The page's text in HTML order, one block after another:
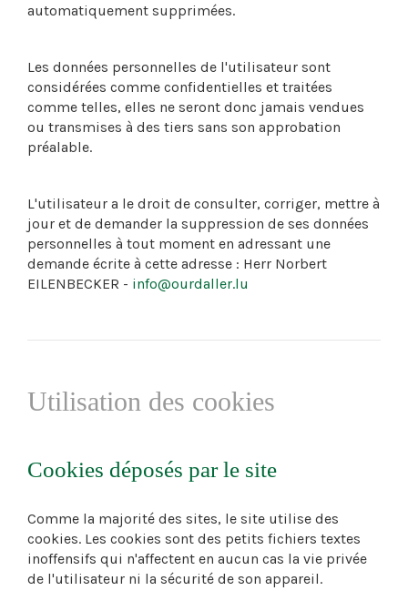
automatiquement supprimées.
Les données personnelles de l'utilisateur sont
considérées comme confidentielles et traitées
comme telles, elles ne seront donc jamais vendues
ou transmises à des tiers sans son approbation
préalable.
L'utilisateur a le droit de consulter, corriger, mettre à
jour et de demander la suppression de ses données
personnelles à tout moment en adressant une
demande écrite à cette adresse : Herr Norbert
EILENBECKER - info@ourdaller.lu
Utilisation des cookies
Cookies déposés par le site
Comme la majorité des sites, le site utilise des
cookies. Les cookies sont des petits fichiers textes
inoffensifs qui n'affectent en aucun cas la vie privée
de l'utilisateur ni la sécurité de son appareil.